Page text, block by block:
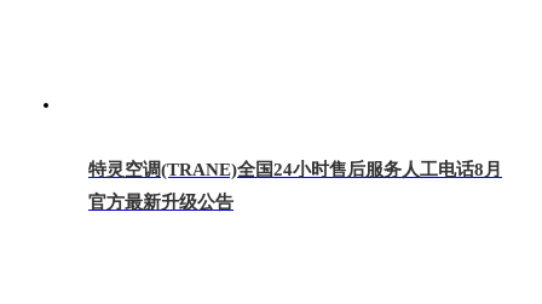
特灵空调(TRANE)全国24小时售后服务人工电话8月
官方最新升级公告